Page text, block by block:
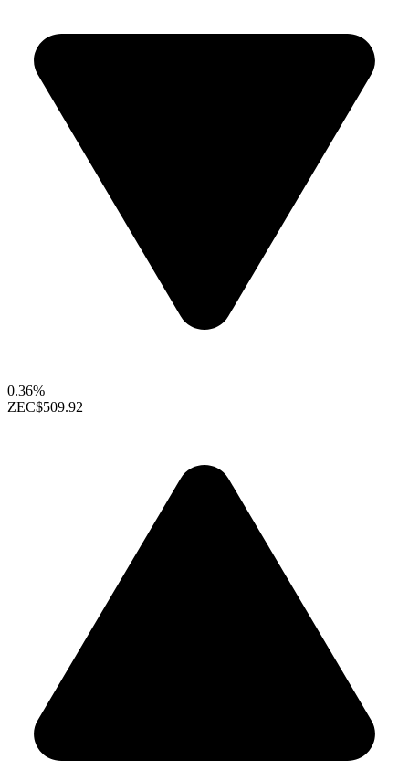
0.36%
ZEC$509.92